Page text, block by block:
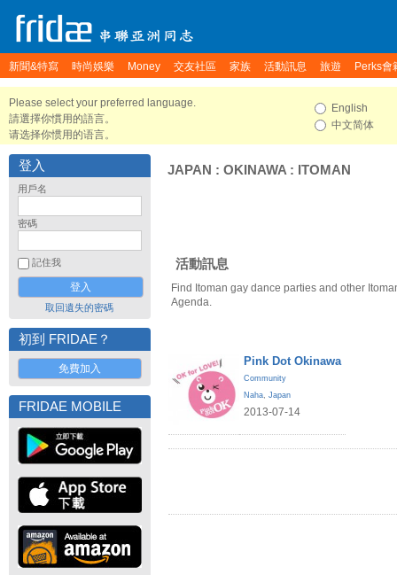
新聞&特寫 時尚娛樂 Money 交友社區 家族 活動訊息 旅遊 Perks會
Please select your preferred language.
請選擇你慣用的語言。
请选择你惯用的语言。
English
中文简体
登入
用戶名
密碼
記住我
取回遺失的密碼
初到 FRIDAE？
免費加入
FRIDAE MOBILE
JAPAN : OKINAWA : ITOMAN
活動訊息
Find Itoman gay dance parties and other
Agenda.
Pink Dot Okinawa
Community
Naha, Japan
2013-07-14